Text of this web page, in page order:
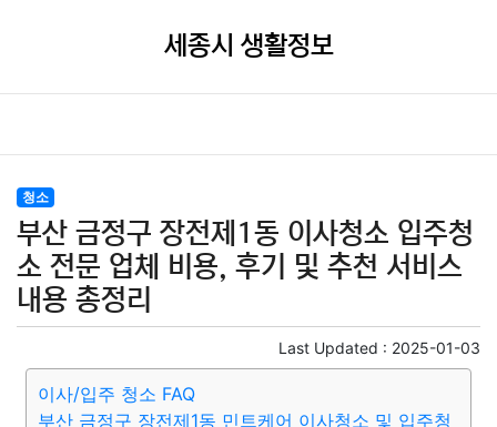
세종시 생활정보
청소
부산 금정구 장전제1동 이사청소 입주청
소 전문 업체 비용, 후기 및 추천 서비스
내용 총정리
Last Updated : 2025-01-03
이사/입주 청소 FAQ
부산 금정구 장전제1동 민트케어 이사청소 및 입주청